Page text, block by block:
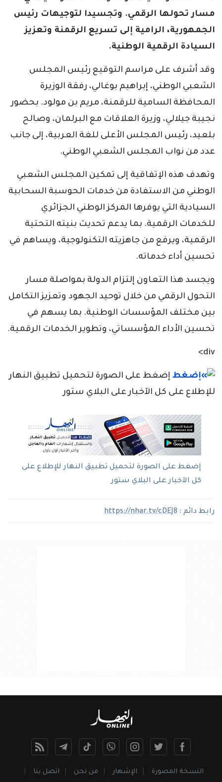
مسار تحولها الرقمي. وتجسيدا لتوجيهات رئيس
الجمهورية، الرامية إلى تسريع الرقمنة وتعزيز
السيادة الرقمية الوطنية.
وقد أشرف على مراسم التوقيع رئيس المجلس
الشعبي الوطني، إبراهيم بوغالي، رفقة الوزيرة
المحافظة السامية للرقمنة، مريم بن مولود. بحضور
نجيبة جيلالي، وزيرة العلاقات مع البرلمان، وصالح
بلعيد، رئيس المجلس الأعلى للغة العربية، إلى جانب
عدد من نواب المجلس الشعبي الوطني.
وتهدف هذه الإتفاقية إلى تمكين المجلس الشعبي
الوطني من الاستفادة من خدمات الحوسبة السحابية
السيادية التي يوفرها المركز الوطني الجزائري
للخدمات الرقمية. بما يدعم تحديث بنيته التحتية
الرقمية، ويرفع من جاهزيته التكنولوجية، ويساهم في
تحسين أداء خدماته.
ويجسد هذا التعاون إلتزام الدولة بمواصلة مسار
التحول الرقمي من خلال توحيد الجهود وتعزيز التكامل
بين مختلف المؤسسات الوطنية. بما يسهم في
تحسين الأداء المؤسساتي، وتطوير الخدمات الرقمية.
div>
إضغط على الصورة لتحميل تطبيق النهار
للإطلاع على كل الآخبار على البلاي ستور
إضغط على الصورة لتحميل تطبيق النهار للإطلاع على
كل الآخبار على البلاي ستور
رابط دائم : https://nhar.tv/cDEJ8
النسخة المصورة الإشهار من نحن اتصل بنا